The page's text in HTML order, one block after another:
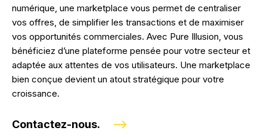
numérique, une marketplace vous permet de centraliser
vos offres, de simplifier les transactions et de maximiser
vos opportunités commerciales. Avec Pure Illusion, vous
bénéficiez d’une plateforme pensée pour votre secteur et
adaptée aux attentes de vos utilisateurs. Une marketplace
bien conçue devient un atout stratégique pour votre
croissance.
Contactez-nous.